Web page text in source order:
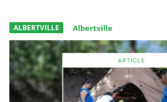
ALBERTVILLE Albertville